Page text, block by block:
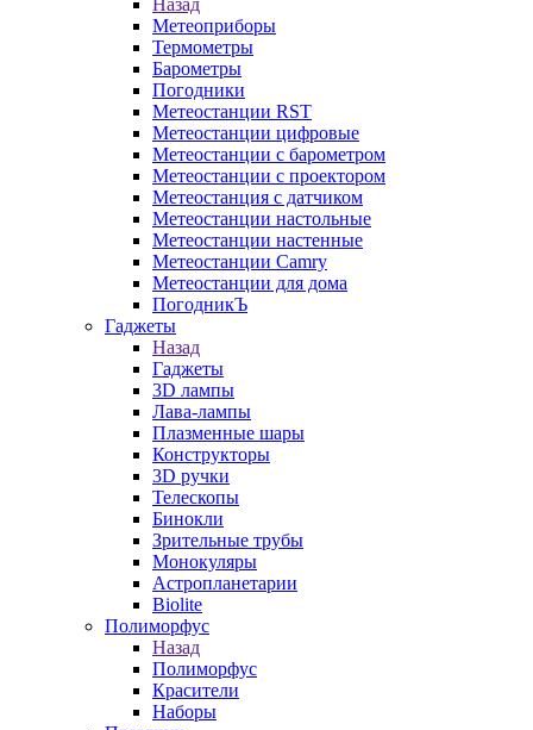
Назад
Метеоприборы
Термометры
Барометры
Погодники
Метеостанции RST
Метеостанции цифровые
Метеостанции с барометром
Метеостанции с проектором
Метеостанция с датчиком
Метеостанции настольные
Метеостанции настенные
Метеостанции Camry
Метеостанции для дома
ПогодникЪ
Гаджеты
Назад
Гаджеты
3D лампы
Лава-лампы
Плазменные шары
Конструкторы
3D ручки
Телескопы
Бинокли
Зрительные трубы
Монокуляры
Астропланетарии
Biolite
Полиморфус
Назад
Полиморфус
Красители
Наборы